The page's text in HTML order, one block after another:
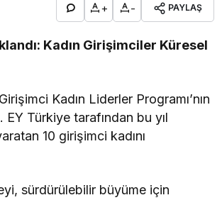
+ - PAYLAŞ
Kadın Girişimciler Küresel
Kadın Liderler Programı’nın
Türkiye tarafından bu yıl
10 girişimci kadını
sürdürülebilir büyüme için